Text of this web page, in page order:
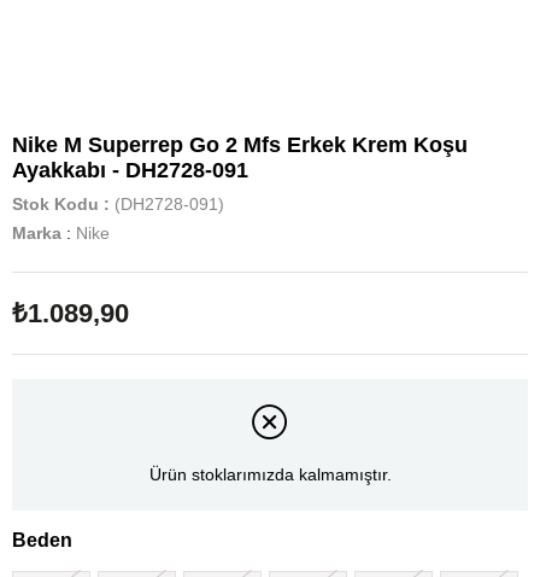
Nike M Superrep Go 2 Mfs Erkek Krem Koşu
Ayakkabı - DH2728-091
Stok Kodu
(DH2728-091)
Marka : Nike
₺1.089,90
Ürün stoklarımızda kalmamıştır.
Beden